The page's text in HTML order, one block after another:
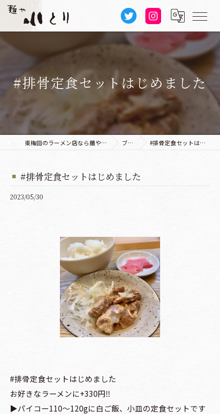
#排骨定食セットはじめました
東梅田のラーメン店なら麺や 小とり 本店 ブログ #排骨定食セットはじめました
#排骨定食セットはじめました
2023/05/30
#排骨定食セットはじめました
お好きなラーメンに+330円‼︎
▶️パイコー110〜120gに白ご飯、小皿の定食セットです